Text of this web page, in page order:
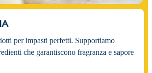
per impasti perfetti. Supportiamo
che garantiscono fragranza e sapore